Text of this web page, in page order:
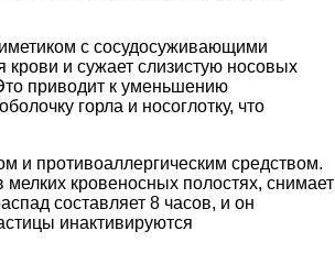
с сосудосуживающими
и сужает слизистую носовых
приводит к уменьшению
горла и носоглотку, что
и противоаллергическим средством.
кровеносных полостях, снимает
составляет 8 часов, и он
инактивируются